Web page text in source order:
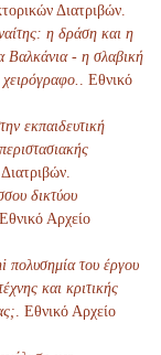
Διατριβών.
η δράση και η
Βαλκάνια - η σλαβική
. Εθνικό
εκπαιδευτική
δικτύου
Εθνικό Αρχείο
του έργου
και κριτικής
. Εθνικό Αρχείο